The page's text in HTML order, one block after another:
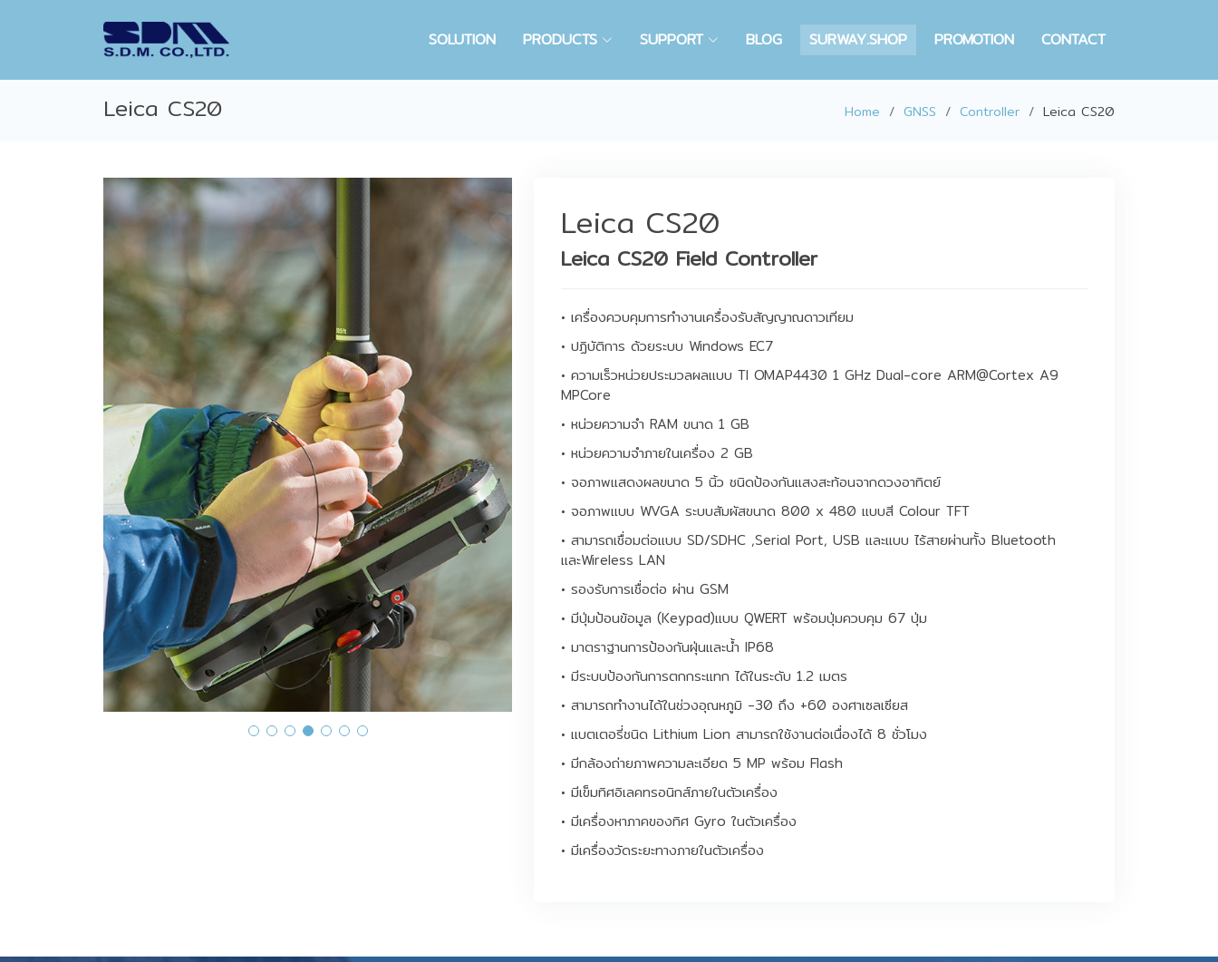
SOLUTION PRODUCTS SUPPORT BLOG SURWAY.SHOP PROMOTION CONTACT
Leica CS20 Home GNSS Controller Leica CS20
Leica CS20
Leica CS20 Field Controller
• เครื่องควบคุมการทำงานเครื่องรับสัญญาณดาวเทียม
• ปฏิบัติการ ด้วยระบบ Windows EC7
• ความเร็วหน่วยประมวลผลแบบ TI OMAP4430 1 GHz Dual-core ARM@Cortex A9
MPCore
• หน่วยความจำ RAM ขนาด 1 GB
• หน่วยความจำภายในเครื่อง 2 GB
• จอภาพแสดงผลขนาด 5 นิ้ว ชนิดป้องกันแสงสะท้อนจากดวงอาทิตย์
• จอภาพแบบ WVGA ระบบสัมผัสขนาด 800 x 480 แบบสี Colour TFT
• สามารถเชื่อมต่อแบบ SD/SDHC ,Serial Port, USB และแบบ ไร้สายผ่านทั้ง Bluetooth
และWireless LAN
• รองรับการเชื่อต่อ ผ่าน GSM
• มีปุ่มป้อนข้อมูล (Keypad)แบบ QWERT พร้อมปุ่มควบคุม 67 ปุ่ม
• มาตราฐานการป้องกันฝุ่นและน้ำ IP68
• มีระบบป้องกันการตกกระแทก ได้ในระดับ 1.2 เมตร
• สามารถทำงานได้ในช่วงอุณหภูมิ -30 ถึง +60 องศาเซลเซียส
• แบตเตอรี่ชนิด Lithium Lion สามารถใช้งานต่อเนื่องได้ 8 ชั่วโมง
• มีกล้องถ่ายภาพความละเอียด 5 MP พร้อม Flash
• มีเข็มทิศอิเลคทรอนิกส์ภายในตัวเครื่อง
• มีเครื่องหาภาคของทิศ Gyro ในตัวเครื่อง
• มีเครื่องวัดระยะทางภายในตัวเครื่อง